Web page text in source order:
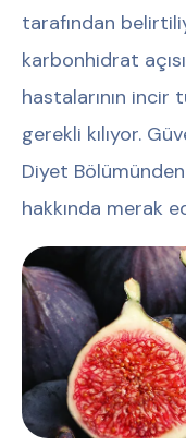
tarafından
karbonhidrat
hastalarının incir
gerekli kılıyor.
Diyet
hakkında merak